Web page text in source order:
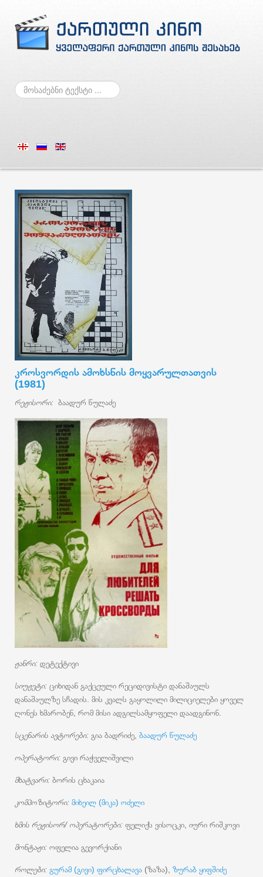
ძებნა
კროსვორდის ამოხსნის მოყვარულთათვის
(1981)
რეჟისორი: ბაადურ წულაძე
ჟანრი: დეტექტივი
სიუჟეტი: ციხიდან გაქცეული რეციდივისტი დანაშაულს
დანაშაულზე სჩადის. მის კვალს გაყოლილი მილიციელები ყოველ
ღონეს ხმარობენ, რომ მისი ადგილსამყოფელი დაადგინონ.
სცენარის ავტორები: გია ბადრიძე, ბაადურ წულაძე
ოპერატორი: გივი რაჭველიშვილი
მხატვარი: ბორის ცხაკაია
კომპოზიტორი: მიხეილ (მიკა) ოძელი
ხმის რეჟისორ/ ოპერატორები: ფელიქს ვისოცკი, იური რიშკოვი
მონტაჟი: ოფელია გევორქიანი
როლები: გურამ (გივი) ფირცხალავა (ზაზა), ზურაბ ყიფშიძე